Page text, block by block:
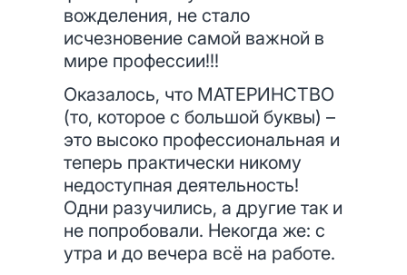
вожделения, не стало
исчезновение самой важной в
мире профессии!!!
Оказалось, что МАТЕРИНСТВО
(то, которое с большой буквы) –
это высоко профессиональная и
теперь практически никому
недоступная деятельность!
Одни разучились, а другие так и
не попробовали. Некогда же: с
утра и до вечера всё на работе.